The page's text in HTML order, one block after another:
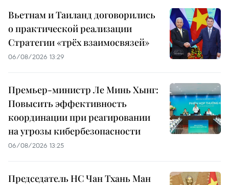
Вьетнам и Таиланд договорились
о практической реализации
Стратегии «трёх взаимосвязей»
06/08/2026 13:29
Премьер-министр Ле Минь Хынг:
Повысить эффективность
координации при реагировании
на угрозы кибербезопасности
06/08/2026 13:25
Председатель НС Чан Тхань Ман